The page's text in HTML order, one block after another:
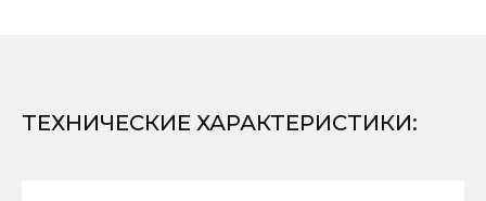
ТЕХНИЧЕСКИЕ ХАРАКТЕРИСТИКИ: